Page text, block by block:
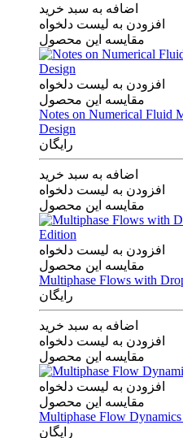
اضافه به سبد خرید
افزودن به لیست دلخواه
مقایسه این محصول
افزودن به لیست دلخواه
مقایسه این محصول
Notes on Numerical Fluid
Design
رایگان
اضافه به سبد خرید
افزودن به لیست دلخواه
مقایسه این محصول
افزودن به لیست دلخواه
مقایسه این محصول
Multiphase Flows with
رایگان
اضافه به سبد خرید
افزودن به لیست دلخواه
مقایسه این محصول
افزودن به لیست دلخواه
مقایسه این محصول
Multiphase Flow
رایگان